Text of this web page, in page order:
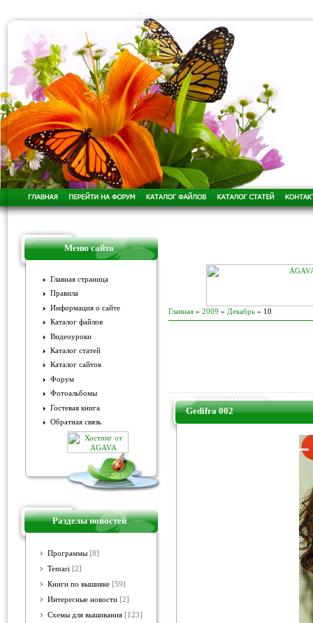
Меню сайта
Главная страница
Правила
Информация о сайте
Каталог файлов
Видеоуроки
Каталог статей
Каталог сайтов
Форум
Фотоальбомы
Гостевая книга
Обратная связь
Разделы новостей
Программы [8]
Temari [2]
Книги по вышивке [59]
Интересные новости [2]
Схемы для вышивания [123]
Главная » 2009 » Декабрь » 10
Gedifra 002